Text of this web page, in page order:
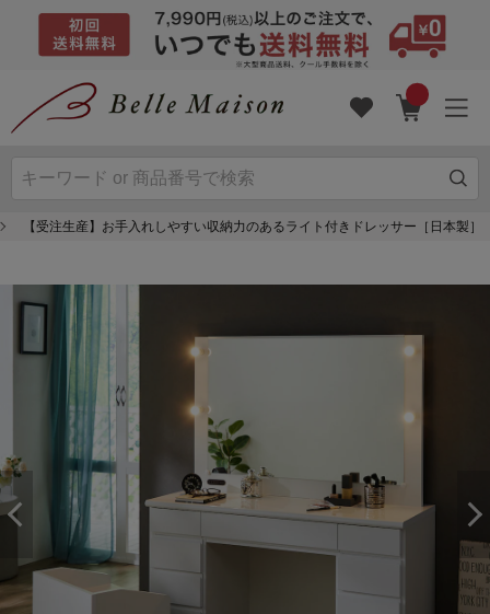
【受注生産】お手入れしやすい収納力のあるライト付きドレッサー［日本製］